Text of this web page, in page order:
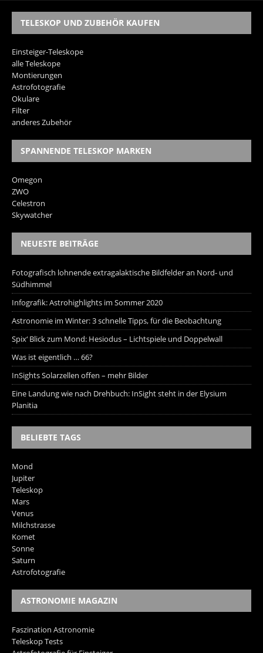
TELESKOP UND ZUBEHÖR KAUFEN
Einsteiger-Teleskope
alle Teleskope
Montierungen
Astrofotografie
Okulare
Filter
anderes Zubehör
SPANNENDE TELESKOP MARKEN
Omegon
ZWO
Celestron
Skywatcher
NEUESTE BEITRÄGE
Fotografisch lohnende extragalaktische Bildfelder an Nord- und
Südhimmel
Infografik: Astrohighlights im Sommer 2020
Astronomie im Winter: 3 schnelle Tipps, für die Beobachtung
Spix‘ Blick zum Mond: Hesiodus – Lichtspiele und Doppelwall
Was ist eigentlich … 66?
InSights Solarzellen offen – mehr Bilder
Eine Landung wie nach Drehbuch: InSight steht in der Elysium
Planitia
BELIEBTE TAGS
Mond
Jupiter
Teleskop
Mars
Venus
Milchstrasse
Komet
Sonne
Saturn
Astrofotografie
ASTRONOMIE MAGAZIN
Faszination Astronomie
Teleskop Tests